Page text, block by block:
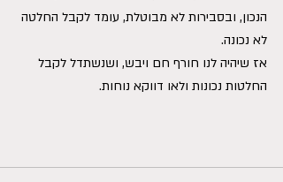
הנכון, ובסבירות לא מבוטלת, עומד לקבל החלטה
לא נכונה.
אז שיהיה לנו חורף חם ויבש, ושנשתדל לקבל
החלטות נכונות ולאו דווקא נוחות.